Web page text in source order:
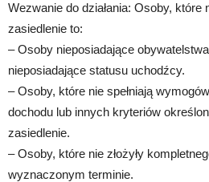
Wezwanie do działania: Osoby,
zasiedlenie to:
– Osoby nieposiadające
nieposiadające statusu uchodźcy.
– Osoby, które nie spełniają
dochodu lub innych kryteriów
zasiedlenie.
– Osoby, które nie złożyły
wyznaczonym terminie.